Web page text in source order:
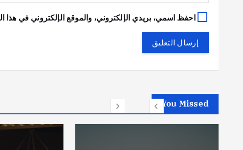
احفظ اسمي، بريدي الإلكتروني، والموقع الإلكتروني في هذا
You Missed